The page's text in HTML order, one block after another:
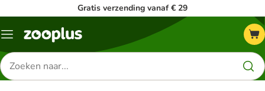
Gratis verzending vanaf € 29
Menu
Zoeken
naar
producten